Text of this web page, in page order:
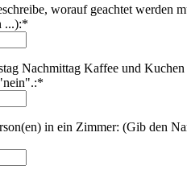
worauf geachtet werden
...):*
Nachmittag Kaffee und Kuchen
in ein Zimmer: (Gib den